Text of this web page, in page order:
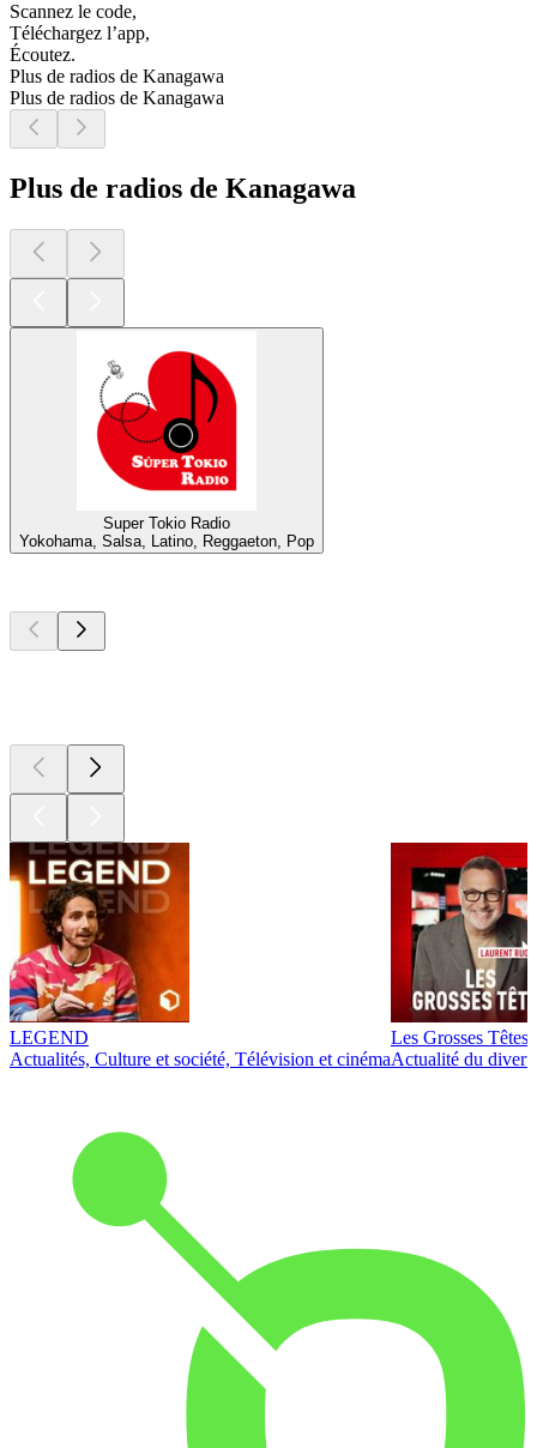
Scannez le code,
Téléchargez l’app,
Écoutez.
Plus de radios de Kanagawa
Plus de radios de Kanagawa
Plus de radios de Kanagawa
Super Tokio Radio
Yokohama, Salsa, Latino, Reggaeton, Pop
LEGEND
Actualités, Culture et société, Télévision et cinéma
Les Grosses Têtes
Actualité du